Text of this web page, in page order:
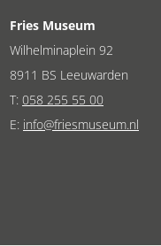
Fries Museum
Wilhelminaplein 92
8911 BS Leeuwarden
T: 058 255 55 00
E: info@friesmuseum.nl